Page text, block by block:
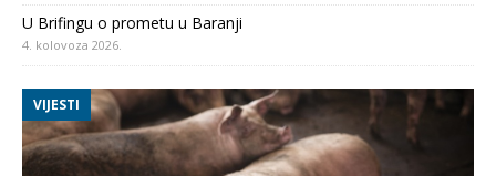
U Brifingu o prometu u Baranji
4. kolovoza 2026.
VIJESTI